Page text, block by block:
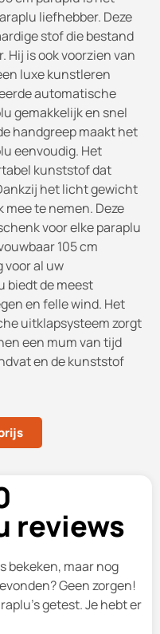
liefhebber. Deze
stof die bestand
Hij is ook voorzien van
luxe kunstleren
automatische
gemakkelijk en snel
handgreep maakt het
eenvoudig. Het
kunststof dat
het licht gewicht
mee te nemen. Deze
voor elke paraplu
105 cm
voor al uw
biedt de meest
en felle wind. Het
uitklapsysteem zorgt
een mum van tijd
en de kunststof
reviews
bekeken, maar nog
Geen zorgen!
getest. Je hebt er